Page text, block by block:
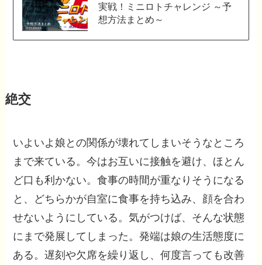
実戦！ミニロトチャレンジ ～予
想方法まとめ～
絶交
いよいよ娘との関係が壊れてしまいそうなところ
まで来ている。今はお互いに接触を避け、ほとん
ど口も利かない。食事の時間が重なりそうになる
と、どちらかが自室に食事を持ち込み、顔を合わ
せないようにしている。気がつけば、そんな状態
にまで発展してしまった。発端は娘の生活態度に
ある。遅刻や欠席を繰り返し、何度言っても改善